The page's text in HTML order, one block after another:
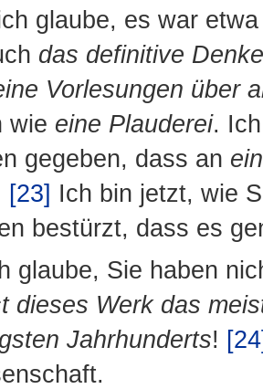
glaube, es war
das definitive
Vorlesungen über
wie eine Plauderei.
gegeben, dass an
[23] Ich bin jetzt, wie
bestürzt, dass es
glaube, Sie haben
dieses Werk das
Jahrhunderts!